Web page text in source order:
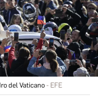
del Vaticano EFE